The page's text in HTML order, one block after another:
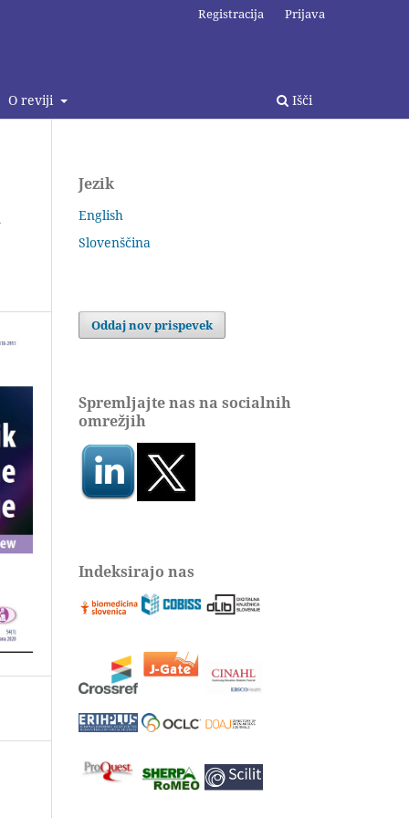
O reviji Išči
Registracija Prijava
Jezik
English
Slovenščina
Oddaj nov prispevek
Spremljajte nas na socialnih
omrežjih
Indeksirajo nas